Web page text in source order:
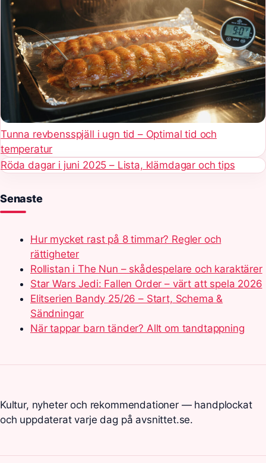
Tunna revbensspjäll i ugn tid – Optimal tid och
temperatur
Röda dagar i juni 2025 – Lista, klämdagar och tips
Senaste
Hur mycket rast på 8 timmar? Regler och
rättigheter
Rollistan i The Nun – skådespelare och karaktärer
Star Wars Jedi: Fallen Order – värt att spela 2026
Elitserien Bandy 25/26 – Start, Schema &
Sändningar
När tappar barn tänder? Allt om tandtappning
Kultur, nyheter och rekommendationer — handplockat
och uppdaterat varje dag på avsnittet.se.